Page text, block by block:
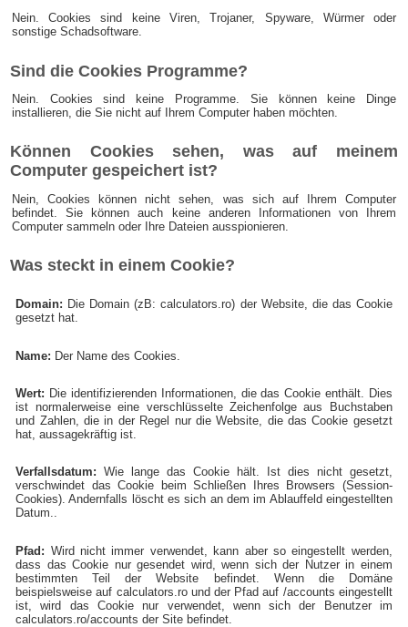
Nein. Cookies sind keine Viren, Trojaner, Spyware, Würmer oder
sonstige Schadsoftware.
Sind die Cookies Programme?
Nein. Cookies sind keine Programme. Sie können keine Dinge
installieren, die Sie nicht auf Ihrem Computer haben möchten.
Können Cookies sehen, was auf meinem
Computer gespeichert ist?
Nein, Cookies können nicht sehen, was sich auf Ihrem Computer
befindet. Sie können auch keine anderen Informationen von Ihrem
Computer sammeln oder Ihre Dateien ausspionieren.
Was steckt in einem Cookie?
Domain: Die Domain (zB: calculators.ro) der Website, die das Cookie
gesetzt hat.
Name: Der Name des Cookies.
Wert: Die identifizierenden Informationen, die das Cookie enthält. Dies
ist normalerweise eine verschlüsselte Zeichenfolge aus Buchstaben
und Zahlen, die in der Regel nur die Website, die das Cookie gesetzt
hat, aussagekräftig ist.
Verfallsdatum:Wie lange das Cookie hält. Ist dies nicht gesetzt,
verschwindet das Cookie beim Schließen Ihres Browsers (Session-
Cookies). Andernfalls löscht es sich an dem im Ablauffeld eingestellten
Datum..
Pfad: Wird nicht immer verwendet, kann aber so eingestellt werden,
dass das Cookie nur gesendet wird, wenn sich der Nutzer in einem
bestimmten Teil der Website befindet. Wenn die Domäne
beispielsweise auf calculators.ro und der Pfad auf /accounts eingestellt
ist, wird das Cookie nur verwendet, wenn sich der Benutzer im
calculators.ro/accounts der Site befindet.